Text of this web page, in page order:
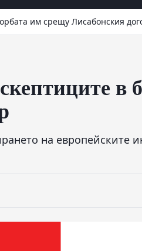
им срещу Лисабонския
в
на европейските